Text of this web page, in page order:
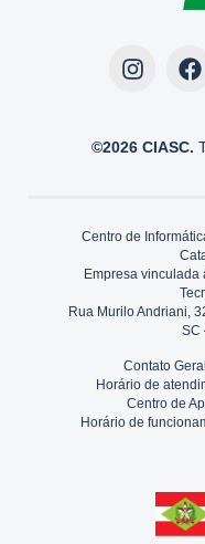
©2026 CIASC.
Centro de
Empresa vinculada
Rua Murilo Andriani,
SC
Contato
Horário de
Centro de
Horário de